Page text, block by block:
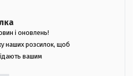
і оновлень!
наших розсилок, щоб
вашим